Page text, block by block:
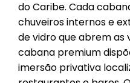
do Caribe. Cada
chuveiros internos e
de vidro que abrem as
cabana premium
imersão privativa